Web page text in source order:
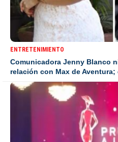
ENTRETENIMIENTO
Comunicadora Jenny Blanco
relación con Max de